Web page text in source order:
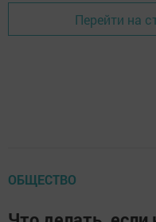
Перейти на
ОБЩЕСТВО